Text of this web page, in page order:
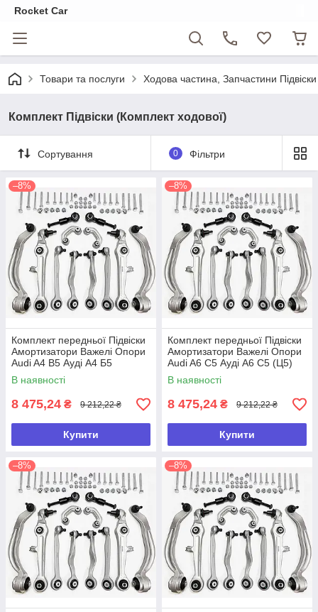
Rocket Car
Товари та послуги Ходова частина, Запчастини
Комплект Підвіски (Комплект ходової)
Сортування 0 Фільтри
–8%
Комплект передньої Підвіски
Амортизатори Важелі Опори
Audi A4 B5 Ауді А4 Б5
В наявності
8 475,24 ₴ 9 212,22 ₴
Купити
–8%
Комплект передньої Підвіски
Амортизатори Важелі Опори
Audi A6 C5 Ауді А6 С5 (Ц5)
В наявності
8 475,24 ₴ 9 212,22 ₴
Купити
–8% –8%